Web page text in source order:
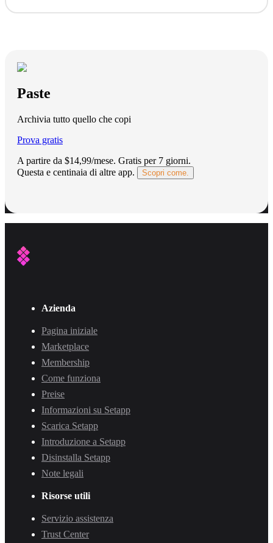
Paste
Archivia tutto quello che copi
Prova gratis
A partire da $14,99/mese. Gratis per 7 giorni.
Questa e centinaia di altre app.
Scopri come.
Azienda
Pagina iniziale
Marketplace
Membership
Come funziona
Preise
Informazioni su Setapp
Scarica Setapp
Introduzione a Setapp
Disinstalla Setapp
Note legali
Risorse utili
Servizio assistenza
Trust Center